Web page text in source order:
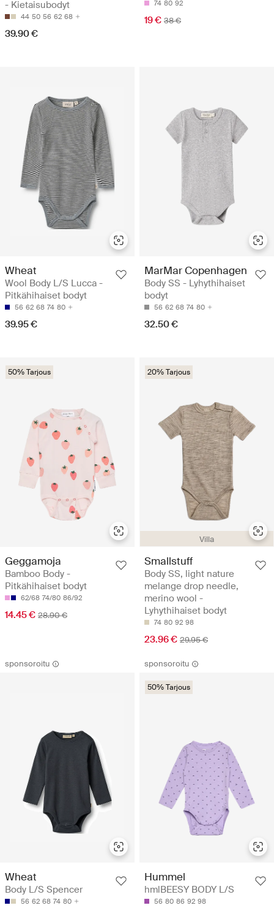
- Kietaisubodyt
44 50 56 62 68
39.90 €
74 80 92
19 € 38 €
Wheat
Wool Body L/S Lucca -
Pitkähihaiset bodyt
56 62 68 74 80
39.95 €
MarMar Copenhagen
Body SS - Lyhythihaiset
bodyt
56 62 68 74 80
32.50 €
50% Tarjous
Geggamoja
Bamboo Body -
Pitkähihaiset bodyt
62/68 74/80 86/92
14.45 € 28.90 €
Villa
20% Tarjous
Smallstuff
Body SS, light nature
melange drop needle,
merino wool -
Lyhythihaiset bodyt
74 80 92 98
23.96 € 29.95 €
sponsoroitu
Wheat
Body L/S Spencer
56 62 68 74 80
sponsoroitu
50% Tarjous
Hummel
hmlBEESY BODY L/S
56 80 86 92 98